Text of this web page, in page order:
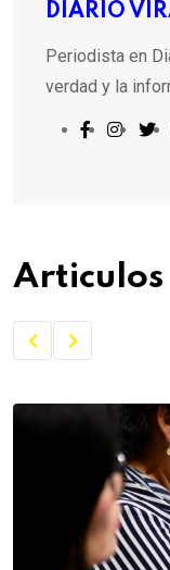
DIARIO
Periodista en
verdad y la
Articulos